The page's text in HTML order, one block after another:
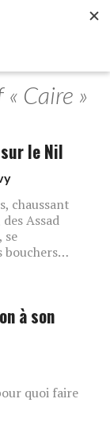
Caire »
le Nil
chaussant
Assad
se
bouchers…
à son
quoi faire